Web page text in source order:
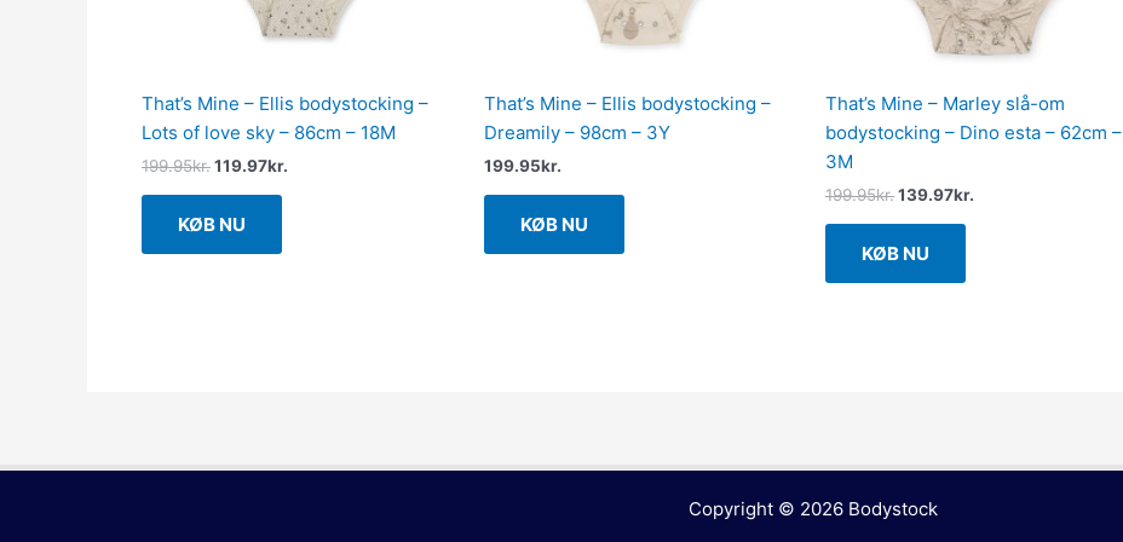
That’s Mine – Ellis bodystocking –
Lots of love sky – 86cm – 18M
199.95kr.119.97kr.
KØB NU
That’s Mine – Ellis bodystocking –
Dreamily – 98cm – 3Y
199.95kr.
KØB NU
That’s Mine – Marley slå-om
bodystocking – Dino esta – 62cm –
3M
199.95kr.139.97kr.
KØB NU
Copyright © 2026 Bodystock